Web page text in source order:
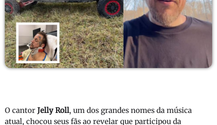
O cantor Jelly Roll, um dos grandes nomes da música
atual, chocou seus fãs ao revelar que participou da